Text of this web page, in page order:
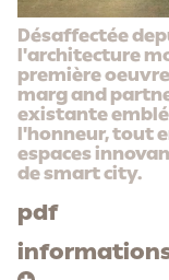
Désaffectée
l'architecture
première
marg and
existante
l'honneur, tout
espaces
de smart city.
pdf